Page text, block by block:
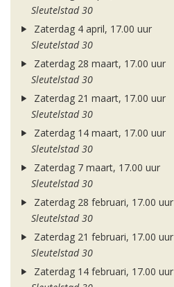
Sleutelstad 30
Zaterdag 4 april, 17.00 uur
Sleutelstad 30
Zaterdag 28 maart, 17.00 uur
Sleutelstad 30
Zaterdag 21 maart, 17.00 uur
Sleutelstad 30
Zaterdag 14 maart, 17.00 uur
Sleutelstad 30
Zaterdag 7 maart, 17.00 uur
Sleutelstad 30
Zaterdag 28 februari, 17.00 uur
Sleutelstad 30
Zaterdag 21 februari, 17.00 uur
Sleutelstad 30
Zaterdag 14 februari, 17.00 uur